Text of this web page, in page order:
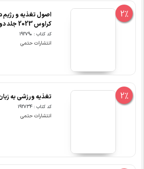
2%
اصول تغذیه و رژیم
کراوس 2023 جلد دوم
کد کتاب : 192790
انتشارات حتمی
2% تغذیه ورزشی به
کد کتاب : 192734
انتشارات حتمی